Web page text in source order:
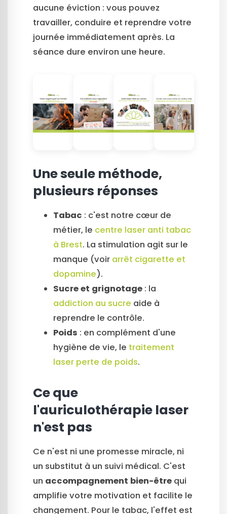
aucune éviction : vous pouvez
travailler, conduire et reprendre votre
journée immédiatement après. La
séance dure environ une heure.
Une seule méthode,
plusieurs réponses
Tabac : c'est notre cœur de
métier, le centre laser anti tabac
à Brest. La stimulation agit sur le
manque (voir arrêt cigarette et
dopamine).
Sucre et grignotage : la
addiction au sucre aide à
reprendre le contrôle.
Poids : en complément d'une
hygiène de vie, le traitement
laser perte de poids.
Ce que
l'auriculothérapie laser
n'est pas
Ce n'est ni une promesse miracle, ni
un substitut à un suivi médical. C'est
un accompagnement bien-être qui
amplifie votre motivation et facilite le
changement. Pour le tabac, l'effet est